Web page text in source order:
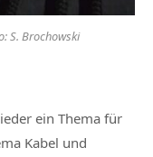
S. Brochowski
ein Thema für
Kabel und